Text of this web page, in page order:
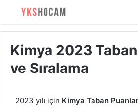
Kimya 2023 Taban
ve Sıralama
2023 yılı için Kimya Taban